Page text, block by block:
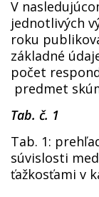
V
jednotlivých
roku
základné
počet
predmet
Tab. č. 1
Tab. 1:
súvislosti
ťažkosťami v